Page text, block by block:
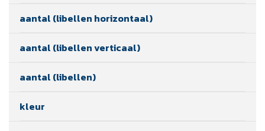
aantal (libellen horizontaal)
aantal (libellen verticaal)
aantal (libellen)
kleur